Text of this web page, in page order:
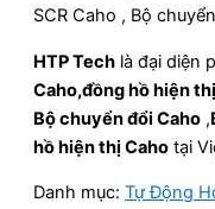
SCR Caho , Bộ
HTP Tech là đại diện
Caho,đồng hồ hiện
Bộ chuyển đổi Caho ,
hồ hiện thị Caho tại
Danh mục: Tự Động